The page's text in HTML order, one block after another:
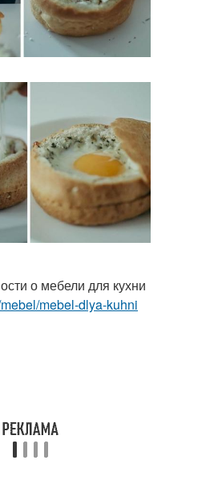
о мебели для кухни
mebel-dlya-kuhni